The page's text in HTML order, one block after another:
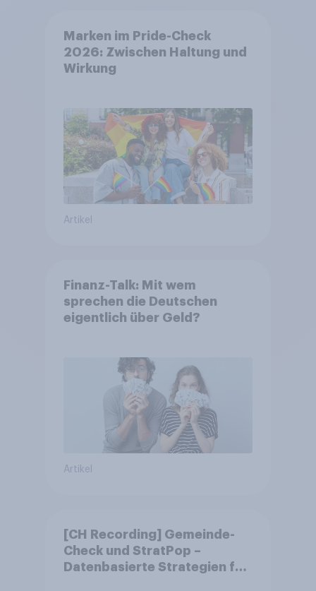
Marken im Pride-Check
2026: Zwischen Haltung und
Wirkung
Artikel
Finanz-Talk: Mit wem
sprechen die Deutschen
eigentlich über Geld?
Artikel
[CH Recording] Gemeinde-
Check und StratPop –
Datenbasierte Strategien für